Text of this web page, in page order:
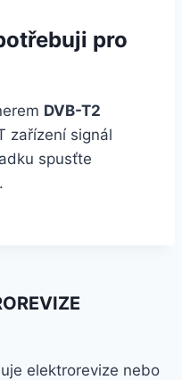
pro
DVB-T2
zařízení signál
spusťte
elektrorevize nebo